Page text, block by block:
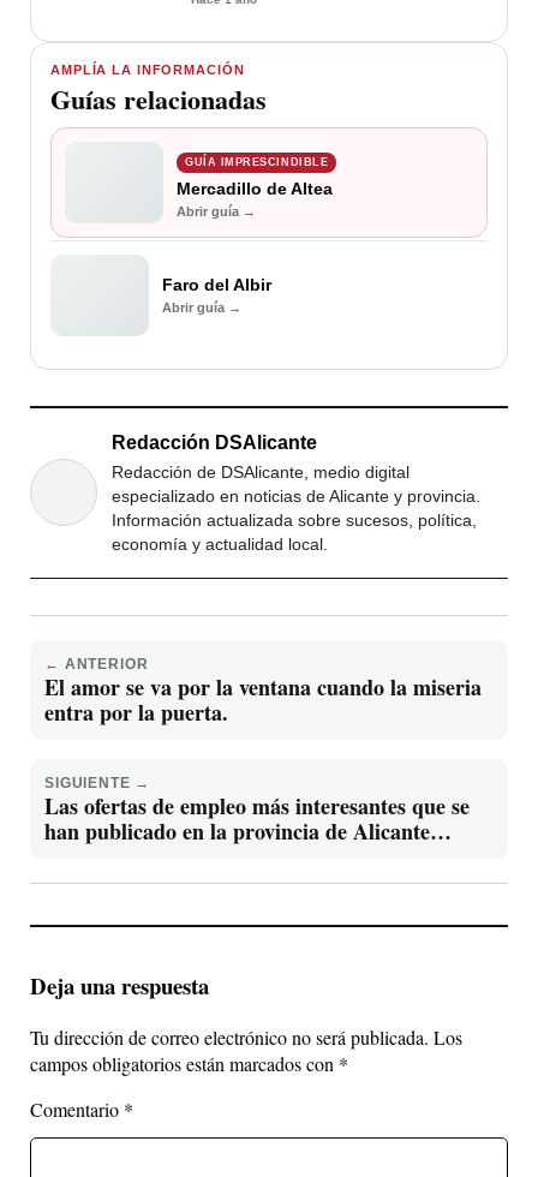
AMPLÍA LA INFORMACIÓN
Guías relacionadas
GUÍA IMPRESCINDIBLE
Mercadillo de Altea
Abrir guía →
Faro del Albir
Abrir guía →
Redacción DSAlicante
Redacción de DSAlicante, medio digital
especializado en noticias de Alicante y provincia.
Información actualizada sobre sucesos, política,
economía y actualidad local.
← ANTERIOR
El amor se va por la ventana cuando la miseria
entra por la puerta.
SIGUIENTE →
Las ofertas de empleo más interesantes que se
han publicado en la provincia de Alicante
Deja una respuesta
Tu dirección de correo electrónico no será publicada. Los
campos obligatorios están marcados con *
Comentario *